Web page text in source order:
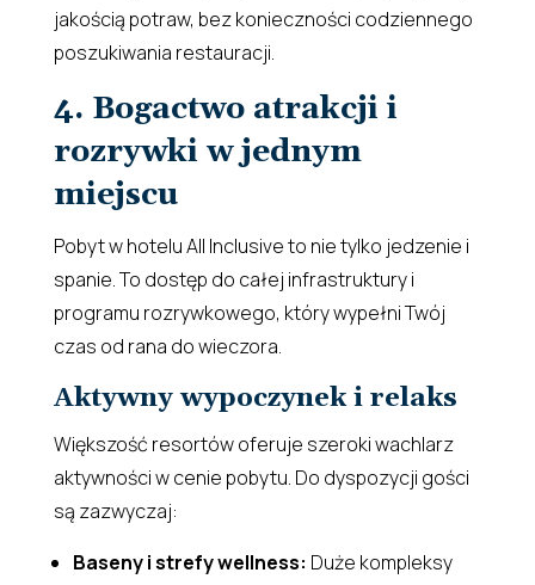
jakością potraw, bez konieczności codziennego
poszukiwania restauracji.
4. Bogactwo atrakcji i
rozrywki w jednym
miejscu
Pobyt w hotelu All Inclusive to nie tylko jedzenie i
spanie. To dostęp do całej infrastruktury i
programu rozrywkowego, który wypełni Twój
czas od rana do wieczora.
Aktywny wypoczynek i relaks
Większość resortów oferuje szeroki wachlarz
aktywności w cenie pobytu. Do dyspozycji gości
są zazwyczaj:
Baseny i strefy wellness: Duże kompleksy